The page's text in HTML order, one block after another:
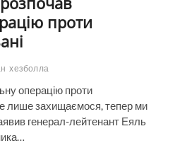
проти
хезболла
операцію проти
лише захищаємося, тепер ми
генерал-лейтенант Еяль